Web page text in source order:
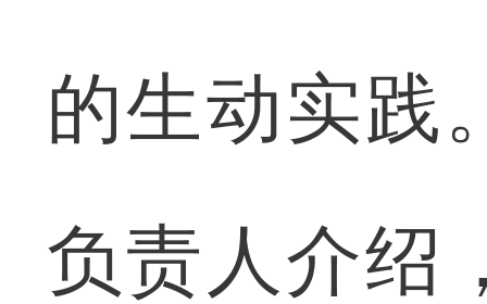
的生动实践
负责人介绍